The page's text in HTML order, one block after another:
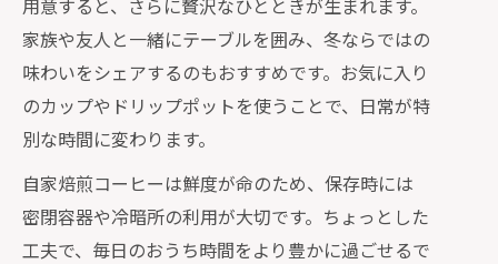
力を深掘り
自家焙煎コーヒーの冬限定豆を選ぶポ
イント
贈り物にも喜ばれる冬のコーヒーブレンド
術
自家焙煎コーヒーで贈る冬ギフトのお
すすめポイント
用意すると、さらに贅沢なひとときが生まれます。
家族や友人と一緒にテーブルを囲み、冬ならではの
味わいをシェアするのもおすすめです。お気に入り
のカップやドリップポットを使うことで、日常が特
別な時間に変わります。
自家焙煎コーヒーは鮮度が命のため、保存時には
密閉容器や冷暗所の利用が大切です。ちょっとした
工夫で、毎日のおうち時間をより豊かに過ごせるで